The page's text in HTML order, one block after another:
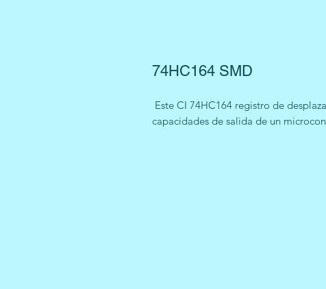
74HC164 SMD
Este CI 74HC164 registro de
capacidades de salida de un